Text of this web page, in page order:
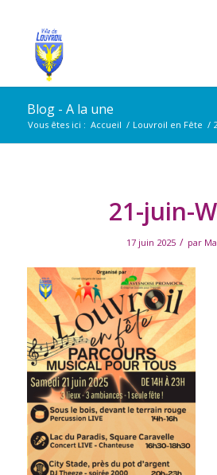
Blog - A la une
Vous êtes ici : Accueil / Louvroil en Fête /
21-juin-
17 juin 2025 / par